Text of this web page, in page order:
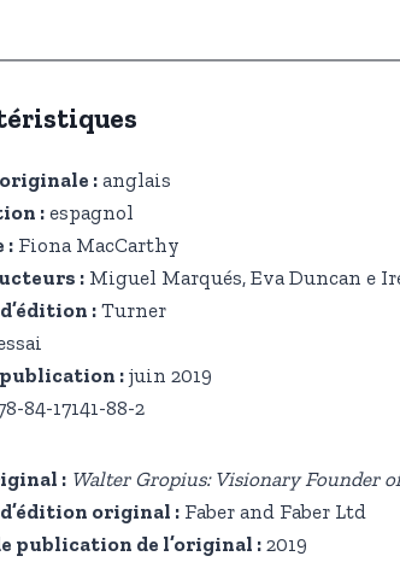
: anglais
: espagnol
: Fiona MacCarthy
: Miguel Marqués, Eva Duncan e
: Turner
publication : juin 2019
84-17141-88-2
: Walter Gropius: Visionary Founder
original : Faber and Faber Ltd
publication de l’original : 2019